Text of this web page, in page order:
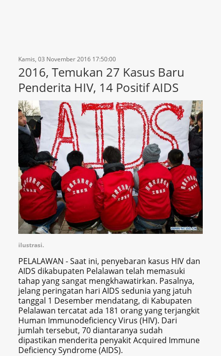
Kamis, 03 November 2016 17:50:00
2016, Temukan 27 Kasus Baru
Penderita HIV, 14 Positif AIDS
ilustrasi.
PELALAWAN - Saat ini, penyebaran kasus HIV dan
AIDS dikabupaten Pelalawan telah memasuki
tahap yang sangat mengkhawatirkan. Pasalnya,
jelang peringatan hari AIDS sedunia yang jatuh
tanggal 1 Desember mendatang, di Kabupaten
Pelalawan tercatat ada 181 orang yang terjangkit
Human Immunodeficiency Virus (HIV). Dari
jumlah tersebut, 70 diantaranya sudah
dipastikan menderita penyakit Acquired Immune
Deficiency Syndrome (AIDS).